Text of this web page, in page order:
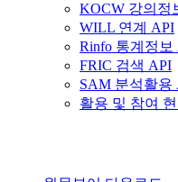
KOCW 강의정
WILL 연계 API
Rinfo 통계정보
FRIC 검색 API
SAM 분석활용
활용 및 참여